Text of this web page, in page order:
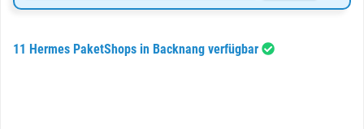
11 Hermes PaketShops in Backnang verfügbar